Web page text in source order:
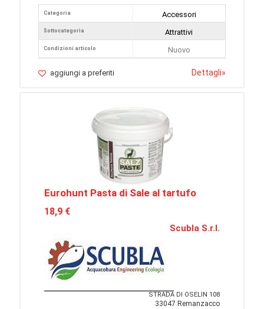
Categoria
Sottocategoria
Condizioni articolo
Accessori
Attrattivi
Nuovo
aggiungi a preferiti Dettagli»
Eurohunt Pasta di Sale al tartufo
18,9 €
Scubla S.r.l.
STRADA DI OSELIN 108
33047 Remanzacco